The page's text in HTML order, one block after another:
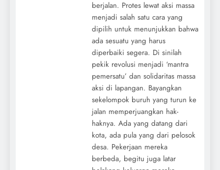
berjalan. Protes lewat aksi massa
menjadi salah satu cara yang
dipilih untuk menunjukkan bahwa
ada sesuatu yang harus
diperbaiki segera. Di sinilah
pekik revolusi menjadi ‘mantra
pemersatu’ dan solidaritas massa
aksi di lapangan. Bayangkan
sekelompok buruh yang turun ke
jalan memperjuangkan hak-
haknya. Ada yang datang dari
kota, ada pula yang dari pelosok
desa. Pekerjaan mereka
berbeda, begitu juga latar